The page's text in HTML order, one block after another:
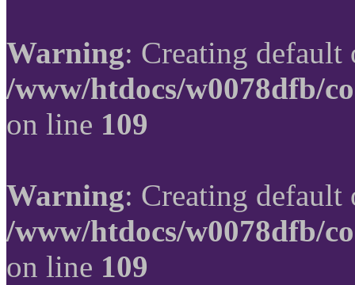
Warning: Creating
/www/htdocs/w0078dfb/
on line 109
Warning: Creating
/www/htdocs/w0078dfb/
on line 109